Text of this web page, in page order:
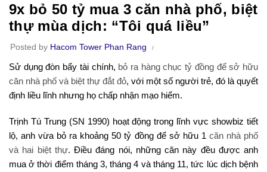
9x bỏ 50 tỷ mua 3 căn nhà phố, biệt
thự mùa dịch: “Tôi quá liều”
Posted by Hacom Tower Phan Rang
Sử dụng đòn bẩy tài chính, bỏ ra hàng chục tỷ đồng để sở hữu
căn nhà phố và biệt thự đắt đỏ, với một số người trẻ, đó là quyết
định liều lĩnh nhưng họ chấp nhận mạo hiểm.
Trịnh Tú Trung (SN 1990) hoạt động trong lĩnh vực showbiz tiết
lộ, anh vừa bỏ ra khoảng 50 tỷ đồng để sở hữu 1 căn nhà phố
và hai biệt thự. Điều đáng nói, những căn này đều được anh
mua ở thời điểm tháng 3, tháng 4 và tháng 11, tức lúc dịch bệnh